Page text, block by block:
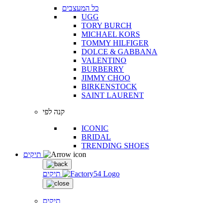
כל המעצבים
UGG
TORY BURCH
MICHAEL KORS
TOMMY HILFIGER
DOLCE & GABBANA
VALENTINO
BURBERRY
JIMMY CHOO
BIRKENSTOCK
SAINT LAURENT
קנה לפי
ICONIC
BRIDAL
TRENDING SHOES
תיקים
תיקים